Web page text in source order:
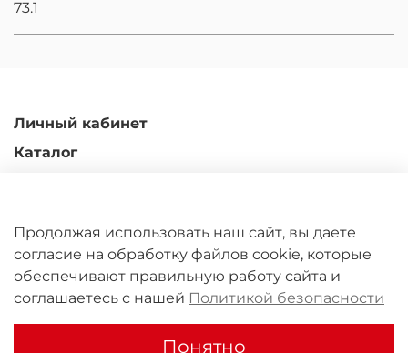
73.1
Личный кабинет
Каталог
Обмен и возврат
Контакты
ООО "Юрал Кастомс" 2011-2026
Продолжая использовать наш сайт, вы даете
согласие на обработку файлов cookie, которые
обеспечивают правильную работу сайта и
соглашаетесь с нашей Политикой безопасности
Понятно